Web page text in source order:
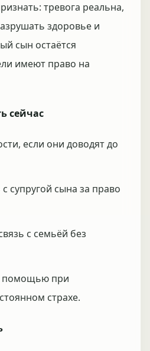
тревога реальна,
здоровье и
сын остаётся
имеют право на
сейчас
если они доводят до
супругой сына за право
с семьёй без
помощью при
страхе.